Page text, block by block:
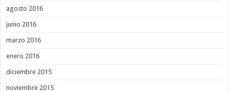
agosto 2016
junio 2016
marzo 2016
enero 2016
diciembre 2015
noviembre 2015